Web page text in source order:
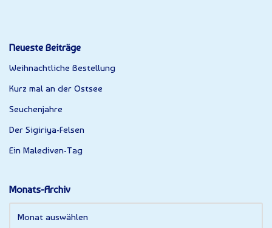
Neueste Beiträge
Weihnachtliche Bestellung
Kurz mal an der Ostsee
Seuchenjahre
Der Sigiriya-Felsen
Ein Malediven-Tag
Monats-Archiv